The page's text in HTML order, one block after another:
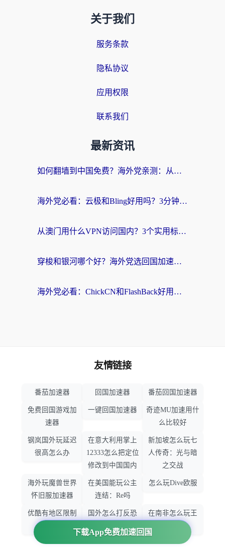
关于我们
服务条款
隐私协议
应用权限
联系我们
最新资讯
如何翻墙到中国免费？海外党亲测：从踩坑到选对加速器的全攻略
海外党必看：云极和Bling好用吗？3分钟教你选对回国加速器
从澳门用什么VPN访问国内？3个实用标准帮你避开坑，无缝刷剧听歌
穿梭和银河哪个好？海外党选回国加速器的避坑指南，附番茄加速器实测体验
海外党必看：ChickCN和FlashBack好用吗？3招教你选对回国加速器（附云极、HomeCN、斧牛vs艾果对比）
下载App免费加速回国
友情链接
番茄加速器 回国加速器 番茄回国加速器
免费回国游戏加
速器
一键回国加速器
奇迹MU加速用什
么比较好
钢岚国外玩延迟
很高怎么办
在意大利用掌上
12333怎么把定位
修改到中国国内
新加坡怎么玩七
人传奇：光与暗
之交战
海外玩魔兽世界
怀旧服加速器
在美国能玩公主
连结：Re吗
怎么玩Dive欧服
优酷有地区限制
国外怎么打反恐
精英：全球攻势
在南非怎么玩王